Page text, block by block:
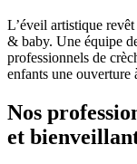
L’éveil artistique
& baby. Une équipe
professionnels de
enfants une ouverture
Nos
et